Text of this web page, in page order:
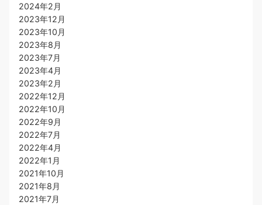
2024年2月
2023年12月
2023年10月
2023年8月
2023年7月
2023年4月
2023年2月
2022年12月
2022年10月
2022年9月
2022年7月
2022年4月
2022年1月
2021年10月
2021年8月
2021年7月